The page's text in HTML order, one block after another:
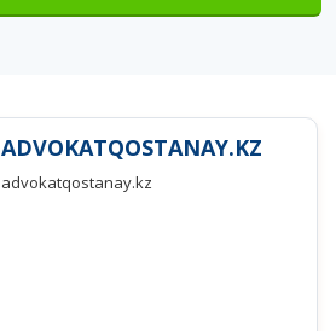
ADVOKATQOSTANAY.KZ
advokatqostanay.kz